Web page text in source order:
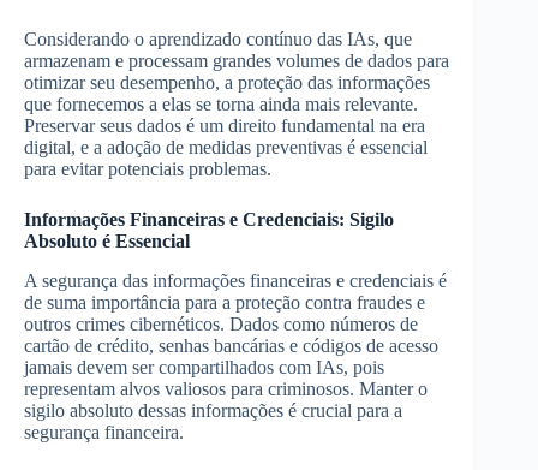
Considerando o aprendizado contínuo das IAs, que
armazenam e processam grandes volumes de dados para
otimizar seu desempenho, a proteção das informações
que fornecemos a elas se torna ainda mais relevante.
Preservar seus dados é um direito fundamental na era
digital, e a adoção de medidas preventivas é essencial
para evitar potenciais problemas.
Informações Financeiras e Credenciais: Sigilo
Absoluto é Essencial
A segurança das informações financeiras e credenciais é
de suma importância para a proteção contra fraudes e
outros crimes cibernéticos. Dados como números de
cartão de crédito, senhas bancárias e códigos de acesso
jamais devem ser compartilhados com IAs, pois
representam alvos valiosos para criminosos. Manter o
sigilo absoluto dessas informações é crucial para a
segurança financeira.